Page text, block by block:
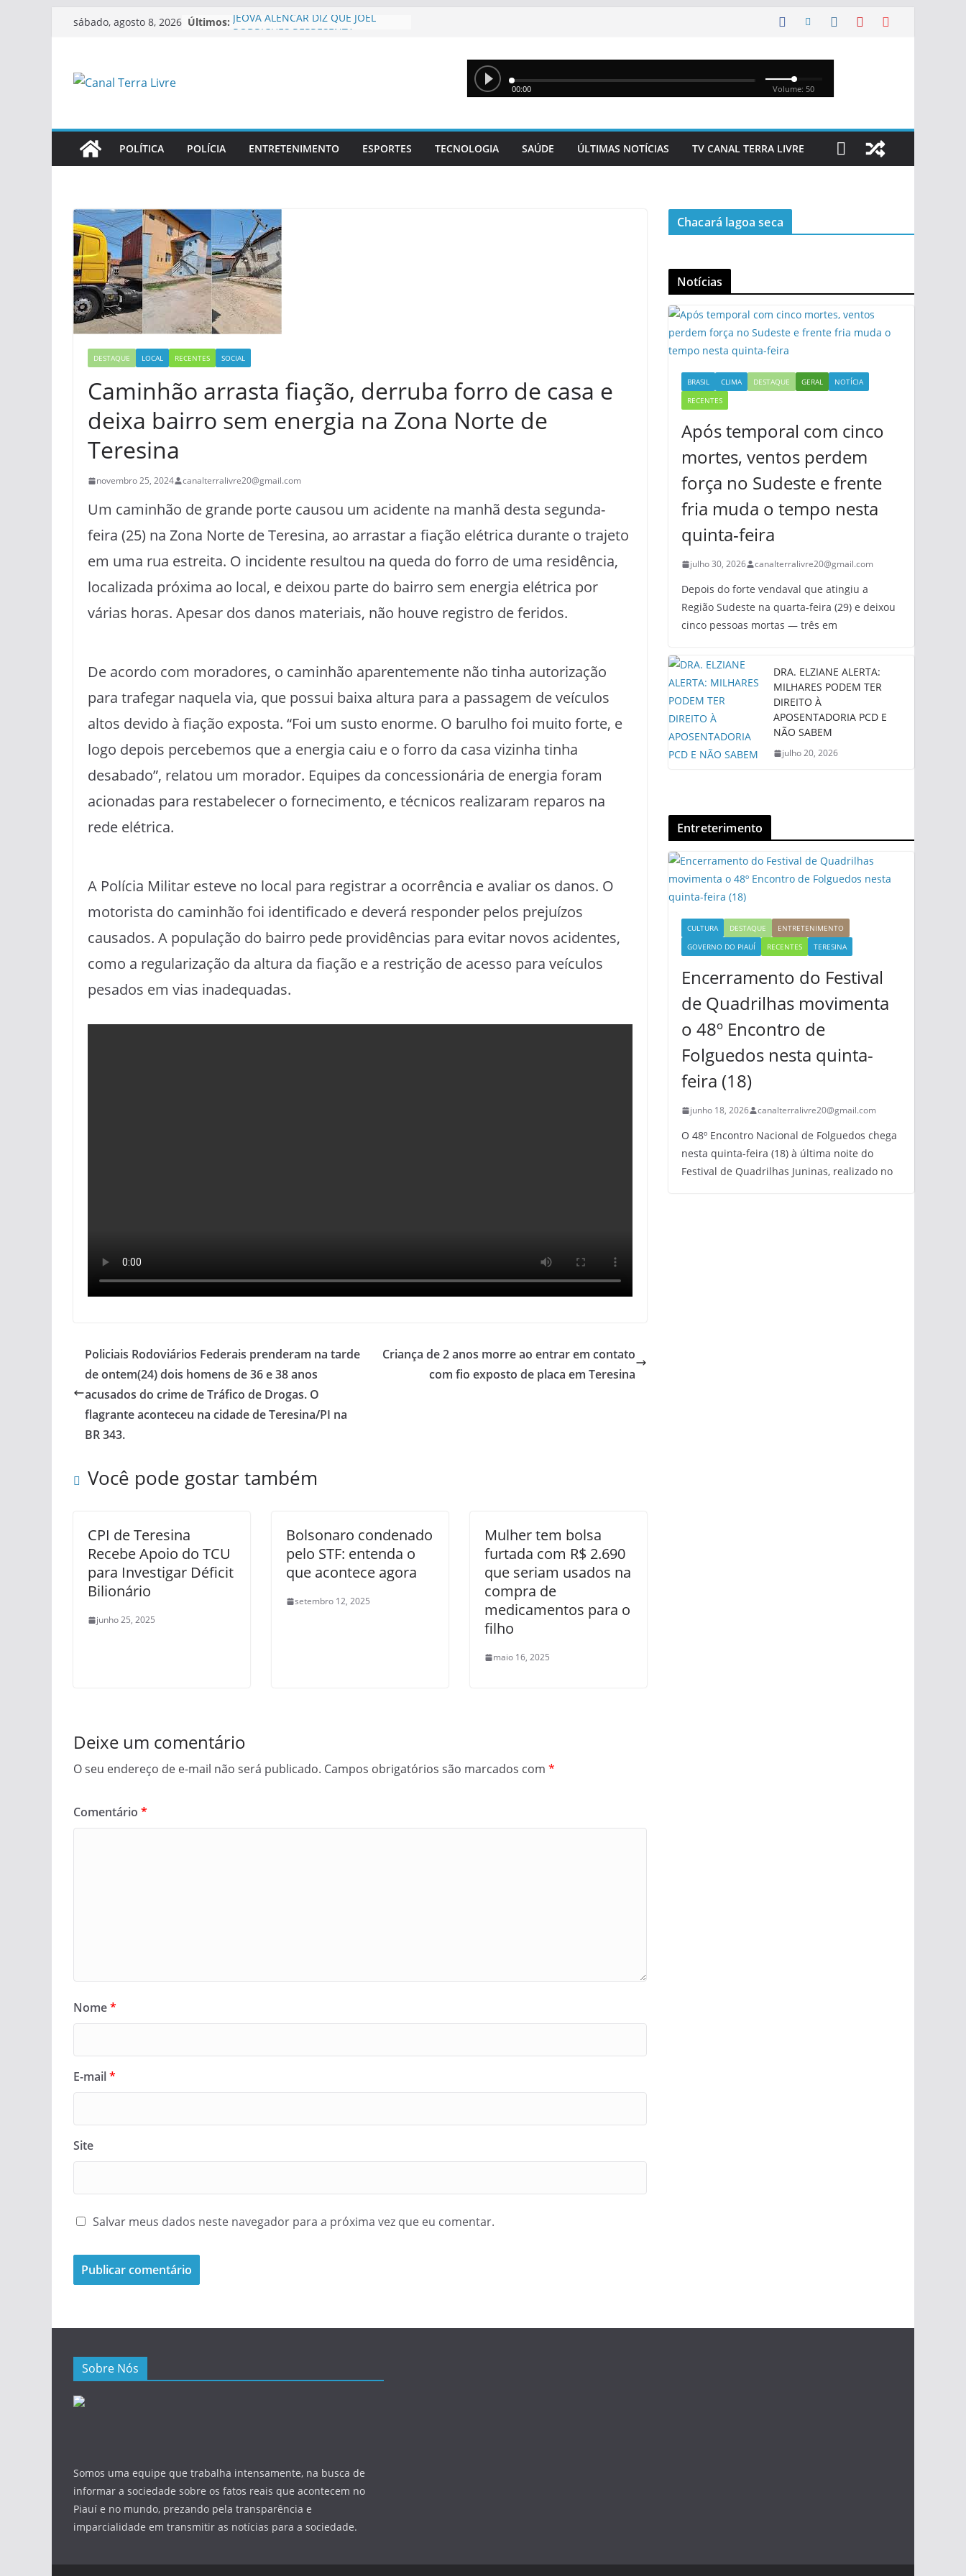
sábado, agosto 8, 2026 Últimos: JEOVÁ ALENCAR DIZ QUE JOEL
CIÚMES. É MUITO MELHOR DO QUE
EU”
ASSALTANTE NA ZONA SUDESTE
Silvio Mendes anuncia
reformulação do transporte
coletivo de Teresina com novos
modelos de veículos
POLÍTICA POLÍCIA ENTRETENIMENTO ESPORTES TECNOLOGIA SAÚDE ÚLTIMAS NOTÍCIAS TV CANAL TERRA LIVRE
DESTAQUE LOCAL RECENTES SOCIAL
Caminhão arrasta fiação, derruba forro de casa e
deixa bairro sem energia na Zona Norte de
Teresina
novembro 25, 2024 canalterralivre20@gmail.com
Um caminhão de grande porte causou um acidente na manhã desta segunda-
feira (25) na Zona Norte de Teresina, ao arrastar a fiação elétrica durante o trajeto
em uma rua estreita. O incidente resultou na queda do forro de uma residência,
localizada próxima ao local, e deixou parte do bairro sem energia elétrica por
várias horas. Apesar dos danos materiais, não houve registro de feridos.
De acordo com moradores, o caminhão aparentemente não tinha autorização
para trafegar naquela via, que possui baixa altura para a passagem de veículos
altos devido à fiação exposta. “Foi um susto enorme. O barulho foi muito forte, e
logo depois percebemos que a energia caiu e o forro da casa vizinha tinha
desabado”, relatou um morador. Equipes da concessionária de energia foram
acionadas para restabelecer o fornecimento, e técnicos realizaram reparos na
rede elétrica.
A Polícia Militar esteve no local para registrar a ocorrência e avaliar os danos. O
motorista do caminhão foi identificado e deverá responder pelos prejuízos
causados. A população do bairro pede providências para evitar novos acidentes,
como a regularização da altura da fiação e a restrição de acesso para veículos
pesados em vias inadequadas.
Policiais Rodoviários Federais prenderam na tarde
de ontem(24) dois homens de 36 e 38 anos
acusados do crime de Tráfico de Drogas. O
flagrante aconteceu na cidade de Teresina/PI na
BR 343.
Criança de 2 anos morre ao entrar em contato
com fio exposto de placa em Teresina
Você pode gostar também
CPI de Teresina
Recebe Apoio do TCU
para Investigar Déficit
Bilionário
junho 25, 2025
Bolsonaro condenado
pelo STF: entenda o
que acontece agora
setembro 12, 2025
Mulher tem bolsa
furtada com R$ 2.690
que seriam usados na
compra de
medicamentos para o
filho
maio 16, 2025
Deixe um comentário
O seu endereço de e-mail não será publicado. Campos obrigatórios são marcados com *
Comentário *
Nome*
E-mail*
Site
Salvar meus dados neste navegador para a próxima vez que eu comentar.
Chacará lagoa seca
Notícias
BRASIL CLIMA DESTAQUE GERAL
NOTÍCIA
RECENTES
Após temporal com cinco
mortes, ventos perdem
força no Sudeste e frente
fria muda o tempo nesta
quinta-feira
julho 30, 2026 canalterralivre20@gmail.com
Depois do forte vendaval que atingiu a
Região Sudeste na quarta-feira (29) e deixou
cinco pessoas mortas — três em
DRA. ELZIANE ALERTA:
MILHARES PODEM TER
DIREITO À
APOSENTADORIA PCD E
NÃO SABEM
julho 20, 2026
Entreterimento
CULTURA DESTAQUE
ENTRETENIMENTO
GOVERNO DO PIAUÍ
RECENTES TERESINA
Encerramento do Festival
de Quadrilhas movimenta
o 48º Encontro de
Folguedos nesta quinta-
feira (18)
junho 18, 2026 canalterralivre20@gmail.com
O 48º Encontro Nacional de Folguedos chega
nesta quinta-feira (18) à última noite do
Festival de Quadrilhas Juninas, realizado no
Sobre Nós
Somos uma equipe que trabalha intensamente, na busca de
informar a sociedade sobre os fatos reais que acontecem no
Piauí e no mundo, prezando pela transparência e
imparcialidade em transmitir as notícias para a sociedade.